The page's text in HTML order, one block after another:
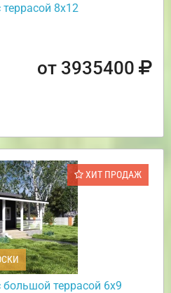
8х12
от 3935400
ХИТ ПРОДАЖ
террасой 6х9